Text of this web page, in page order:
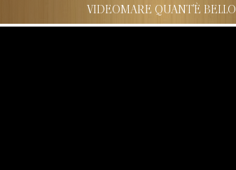
VIDEOMARE QUANT'È BELLO